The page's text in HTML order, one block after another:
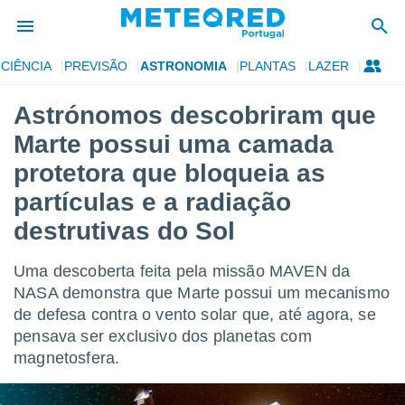
da
foi
para
as
fornecidas
das
e
forma
CIÊNCIA PREVISÃO ASTRONOMIA PLANTAS LAZER
Astrónomos descobriram que
Marte possui uma camada
protetora que bloqueia as
partículas e a radiação
destrutivas do Sol
Uma descoberta feita pela missão MAVEN da
NASA demonstra que Marte possui um mecanismo
de defesa contra o vento solar que, até agora, se
pensava ser exclusivo dos planetas com
magnetosfera.